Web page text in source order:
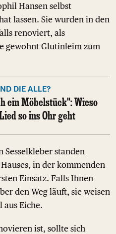
Hansen selbst
lassen. Sie wurden in den
renoviert, als
gewohnt Glutinleim zum
DIE ALLE?
ein Möbelstück": Wieso
so ins Ohr geht
standen
in der kommenden
Einsatz. Falls Ihnen
den Weg läuft, sie weisen
aus Eiche.
ist, sollte sich